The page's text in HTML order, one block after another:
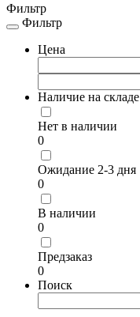
Фильтр
Toggle
navigation
Фильтр
Цена
Наличие на складе
Нет в наличии
0
Ожидание 2-3 дня
0
В наличии
0
Предзаказ
0
Поиск